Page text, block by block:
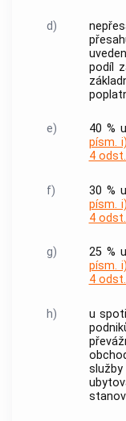
d)
podíl
e) 40 %
písm. i)
4
f) 30 %
písm. i)
4
g) 25 %
písm. i)
4
h)
u